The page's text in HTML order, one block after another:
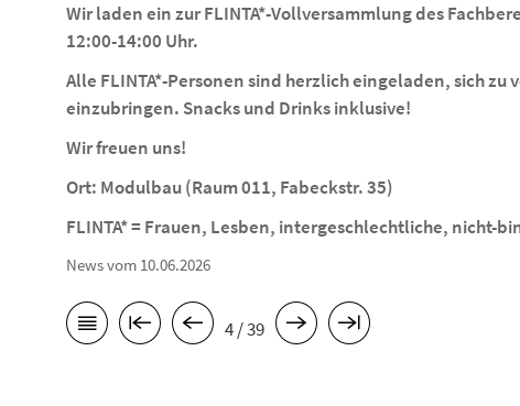
Wir laden ein zur FLINTA*-Vollversammlung des
12:00-14:00 Uhr.
Alle FLINTA*-Personen sind herzlich eingeladen, sich zu
einzubringen. Snacks und Drinks inklusive!
Wir freuen uns!
Ort: Modulbau (Raum 011, Fabeckstr. 35)
FLINTA* = Frauen, Lesben, intergeschlechtliche, nicht-
News vom 10.06.2026
4 / 39